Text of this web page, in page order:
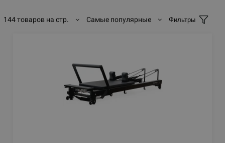
144 товаров на стр. Самые популярные Фильтры